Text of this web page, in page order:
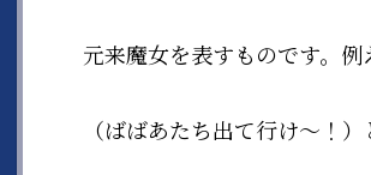
元来魔女を表すものです。
（ばばあたち出て行け〜！